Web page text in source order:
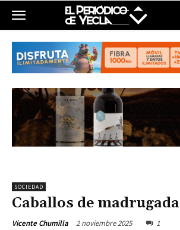
SOCIEDAD
Caballos de madrugada
Vicente Chumilla 2 noviembre 2025 1